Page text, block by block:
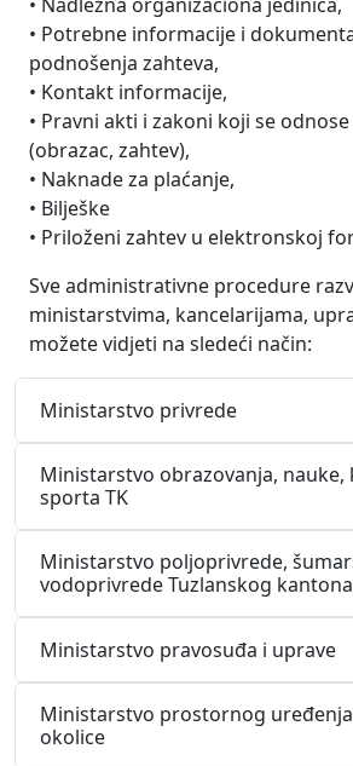
• Potrebne informacije i
podnošenja zahteva,
• Kontakt informacije,
• Pravni akti i zakoni koji se
(obrazac, zahtev),
• Naknade za plaćanje,
• Bilješke
• Priloženi zahtev u elektronskoj
Sve administrativne procedure
ministarstvima, kancelarijama,
možete vidjeti na sledeći način:
Ministarstvo privrede
Ministarstvo obrazovanja, nauke,
sporta TK
Ministarstvo poljoprivrede,
vodoprivrede Tuzlanskog kantona
Ministarstvo pravosuđa i uprave
Ministarstvo prostornog
okolice